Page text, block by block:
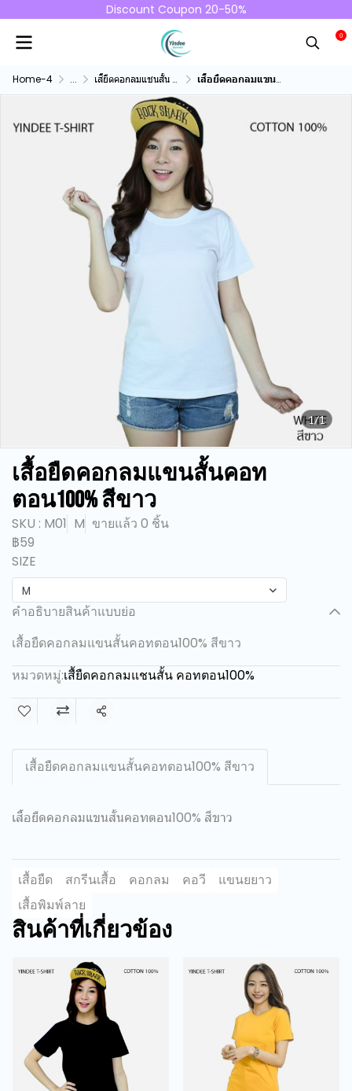
Discount Coupon 20-50%
0
Home-4 ... เสื้ยืดคอกลมแชนสั้น คอทตอน100% เสื้อยืดคอกลมแขนสั้นคอทตอน100% สีขาว
1/1
เสื้อยืดคอกลมแขนสั้นคอท
ตอน100% สีขาว
SKU : M01 M ขายแล้ว 0 ชิ้น
฿59
SIZE
M
คำอธิบายสินค้าแบบย่อ
เสื้อยืดคอกลมแขนสั้นคอทตอน100% สีขาว
หมวดหมู่:เสื้ยืดคอกลมแชนสั้น คอทตอน100%
แชร์
เสื้อยืดคอกลมแขนสั้นคอทตอน100% สีขาว
เสื้อยืดคอกลมแขนสั้นคอทตอน100% สีขาว
เสื้อยืด สกรีนเสื้อ คอกลม คอวี
แขนยยาว
เสื้อพิมพ์ลาย
สินค้าที่เกี่ยวข้อง